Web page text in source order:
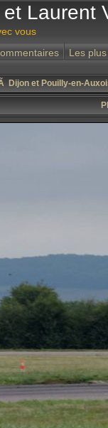
Laurent
vous
Les
Dijon et Pouilly-en-